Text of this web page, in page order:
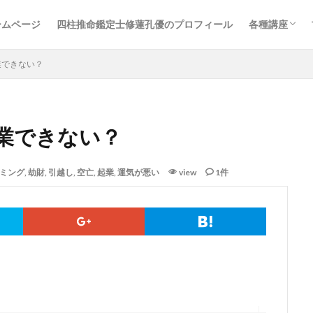
ページ 四柱推命鑑定士修蓮孔優のプロフィール 各種講座
きない？
できない？
ング, 劫財, 引越し, 空亡, 起業, 運気が悪い view 1件